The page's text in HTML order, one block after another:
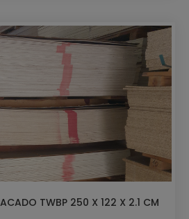
TWBP 250 X 122 X 2.1 CM